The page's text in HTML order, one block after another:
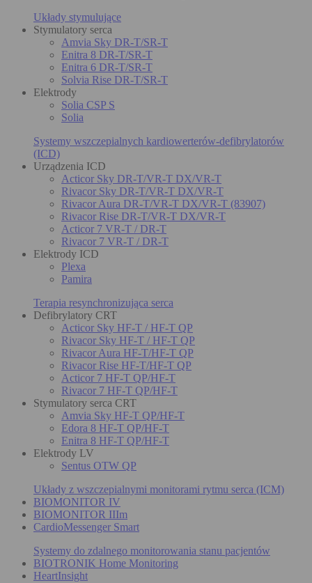
Układy stymulujące
Stymulatory serca
Amvia Sky DR-T/SR-T
Enitra 8 DR-T/SR-T
Enitra 6 DR-T/SR-T
Solvia Rise DR-T/SR-T
Elektrody
Solia CSP S
Solia
Systemy wszczepialnych kardiowerterów-defibrylatorów
(ICD)
Urządzenia ICD
Acticor Sky DR-T/VR-T DX/VR-T
Rivacor Sky DR-T/VR-T DX/VR-T
Rivacor Aura DR-T/VR-T DX/VR-T (83907)
Rivacor Rise DR-T/VR-T DX/VR-T
Acticor 7 VR-T / DR-T
Rivacor 7 VR-T / DR-T
Elektrody ICD
Plexa
Pamira
Terapia resynchronizująca serca
Defibrylatory CRT
Acticor Sky HF-T / HF-T QP
Rivacor Sky HF-T / HF-T QP
Rivacor Aura HF-T/HF-T QP
Rivacor Rise HF-T/HF-T QP
Acticor 7 HF-T QP/HF-T
Rivacor 7 HF-T QP/HF-T
Stymulatory serca CRT
Amvia Sky HF-T QP/HF-T
Edora 8 HF-T QP/HF-T
Enitra 8 HF-T QP/HF-T
Elektrody LV
Sentus OTW QP
Układy z wszczepialnymi monitorami rytmu serca (ICM)
BIOMONITOR IV
BIOMONITOR IIIm
CardioMessenger Smart
Systemy do zdalnego monitorowania stanu pacjentów
BIOTRONIK Home Monitoring
HeartInsight